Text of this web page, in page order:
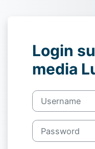
Login
media
Username
Password